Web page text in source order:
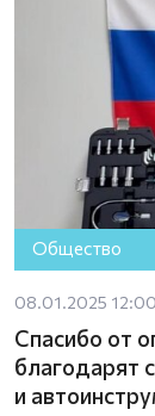
Общество
08.01.2025 12:00
Спасибо от
благодарят
и